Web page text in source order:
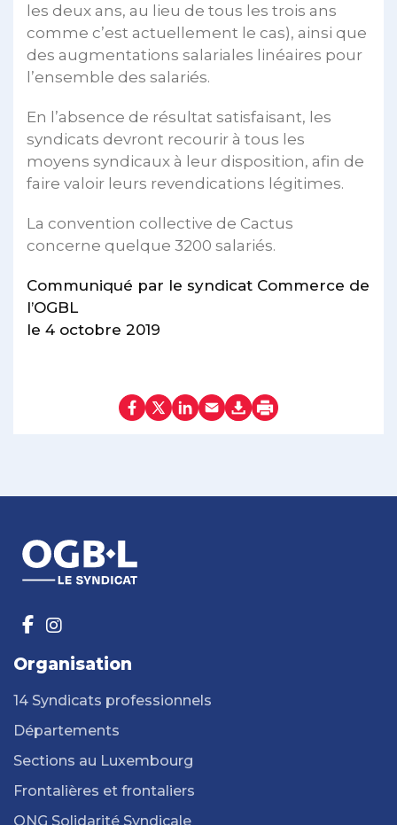
les deux ans, au lieu de tous les trois ans
comme c’est actuellement le cas), ainsi que
des augmentations salariales linéaires pour
l’ensemble des salariés.
En l’absence de résultat satisfaisant, les
syndicats devront recourir à tous les
moyens syndicaux à leur disposition, afin de
faire valoir leurs revendications légitimes.
La convention collective de Cactus
concerne quelque 3200 salariés.
Communiqué par le syndicat Commerce de
l’OGBL
le 4 octobre 2019
Organisation
14 Syndicats professionnels
Départements
Sections au Luxembourg
Frontalières et frontaliers
ONG Solidarité Syndicale